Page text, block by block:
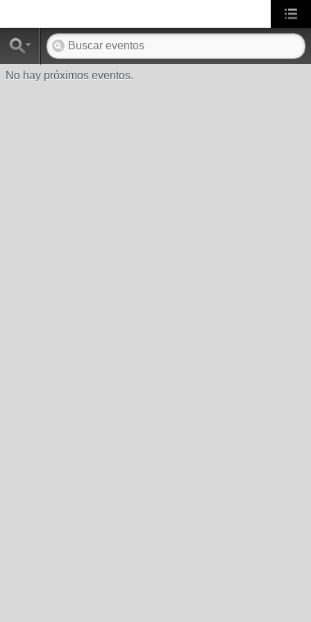
No hay próximos eventos.